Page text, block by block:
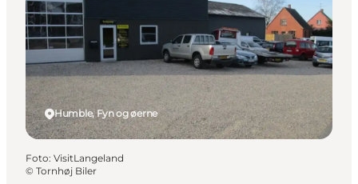
Humble, Fyn og øerne
Foto: VisitLangeland
© Tornhøj Biler